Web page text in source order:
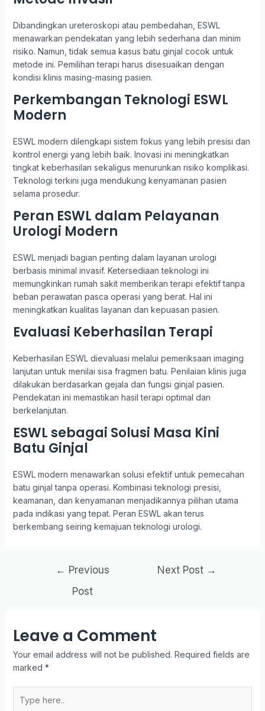
Dibandingkan ureteroskopi atau pembedahan, ESWL
menawarkan pendekatan yang lebih sederhana dan minim
risiko. Namun, tidak semua kasus batu ginjal cocok untuk
metode ini. Pemilihan terapi harus disesuaikan dengan
kondisi klinis masing-masing pasien.
Perkembangan Teknologi ESWL
Modern
ESWL modern dilengkapi sistem fokus yang lebih presisi dan
kontrol energi yang lebih baik. Inovasi ini meningkatkan
tingkat keberhasilan sekaligus menurunkan risiko komplikasi.
Teknologi terkini juga mendukung kenyamanan pasien
selama prosedur.
Peran ESWL dalam Pelayanan
Urologi Modern
ESWL menjadi bagian penting dalam layanan urologi
berbasis minimal invasif. Ketersediaan teknologi ini
memungkinkan rumah sakit memberikan terapi efektif tanpa
beban perawatan pasca operasi yang berat. Hal ini
meningkatkan kualitas layanan dan kepuasan pasien.
Evaluasi Keberhasilan Terapi
Keberhasilan ESWL dievaluasi melalui pemeriksaan imaging
lanjutan untuk menilai sisa fragmen batu. Penilaian klinis juga
dilakukan berdasarkan gejala dan fungsi ginjal pasien.
Pendekatan ini memastikan hasil terapi optimal dan
berkelanjutan.
ESWL sebagai Solusi Masa Kini
Batu Ginjal
ESWL modern menawarkan solusi efektif untuk pemecahan
batu ginjal tanpa operasi. Kombinasi teknologi presisi,
keamanan, dan kenyamanan menjadikannya pilihan utama
pada indikasi yang tepat. Peran ESWL akan terus
berkembang seiring kemajuan teknologi urologi.
← Previous
Post
Next Post →
Leave a Comment
Your email address will not be published. Required fields are
marked *